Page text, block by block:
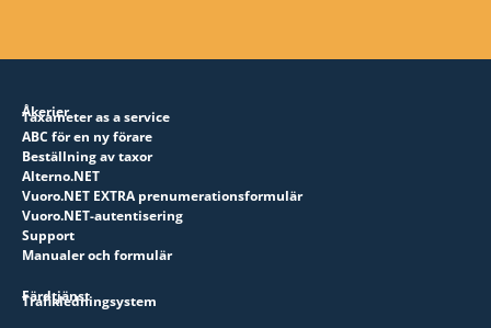
Åkerier
Taxameter as a service
ABC för en ny förare
Beställning av taxor
Alterno.NET
Vuoro.NET EXTRA prenumerationsformulär
Vuoro.NET-autentisering
Support
Manualer och formulär
Färdtjänst
Trafikledningsystem